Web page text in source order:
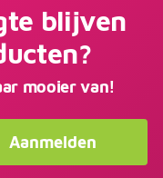
blijven
mooier van!
Aanmelden